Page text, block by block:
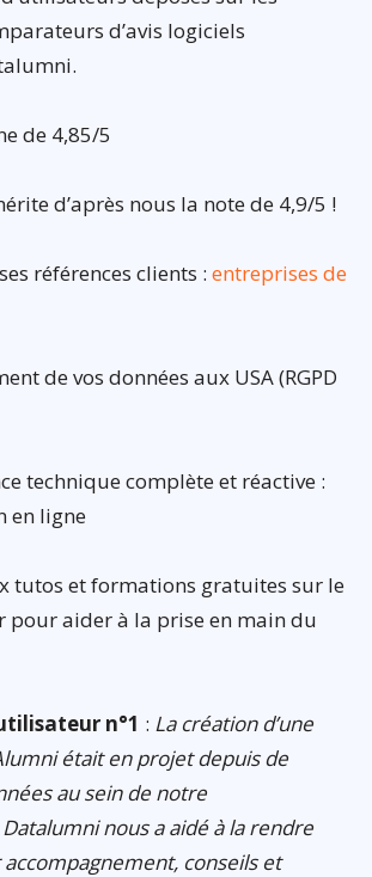
d’avis logiciels
de 4,85/5
d’après nous la note de 4,9/5 !
références clients : entreprises de
de vos données aux USA (RGPD
technique complète et réactive :
en ligne
tutos et formations gratuites sur le
pour aider à la prise en main du
n°1 : La création d’une
était en projet depuis de
au sein de notre
nous a aidé à la rendre
conseils et